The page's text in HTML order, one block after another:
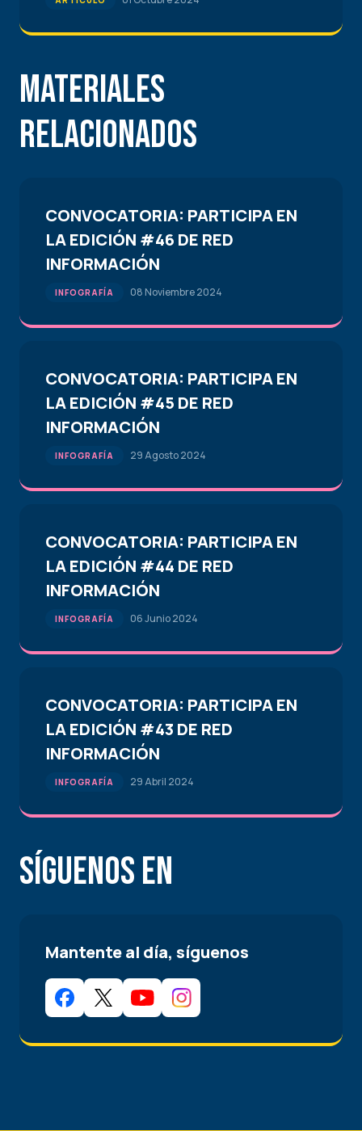
Materiales
Relacionados
CONVOCATORIA: PARTICIPA EN
LA EDICIÓN #46 DE RED
INFORMACIÓN
INFOGRAFÍA 08 Noviembre 2024
CONVOCATORIA: PARTICIPA EN
LA EDICIÓN #45 DE RED
INFORMACIÓN
INFOGRAFÍA 29 Agosto 2024
CONVOCATORIA: PARTICIPA EN
LA EDICIÓN #44 DE RED
INFORMACIÓN
INFOGRAFÍA 06 Junio 2024
CONVOCATORIA: PARTICIPA EN
LA EDICIÓN #43 DE RED
INFORMACIÓN
INFOGRAFÍA 29 Abril 2024
Síguenos en
Mantente al día, síguenos